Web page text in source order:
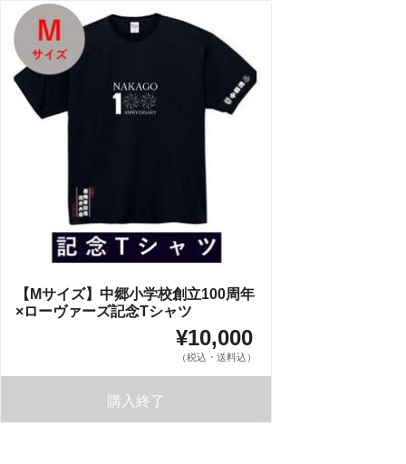
【Mサイズ】中郷小学校創立100周年
×ローヴァーズ記念Tシャツ
¥10,000
（税込・送料込）
購入終了